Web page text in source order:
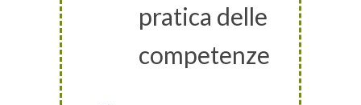
pratica delle
competenze